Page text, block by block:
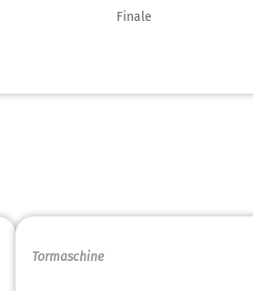
Finale
Tormaschine